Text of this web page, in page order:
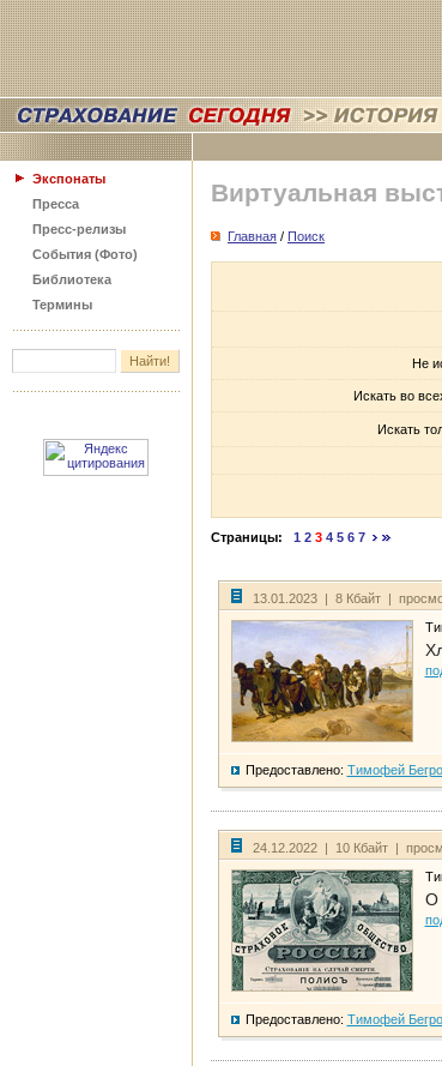
Экспонаты
Пресса
Пресс-релизы
События (Фото)
Библиотека
Термины
Виртуальная
Главная / Поиск
Не
Искать во
Искать
Страницы: 1 2 3 4 5 6 7
13.01.2023 | 8 Кбайт |
Предоставлено: Тимофей
24.12.2022 | 10 Кбайт |
О
Предоставлено: Тимофей